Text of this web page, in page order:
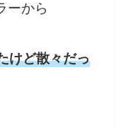
ーから
けど散々だっ